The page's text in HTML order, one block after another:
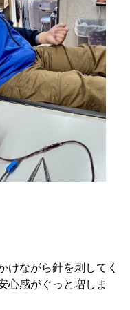
けながら針を刺してく
心感がぐっと増しま